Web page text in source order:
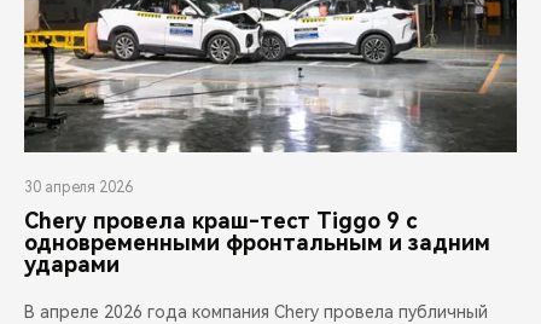
30 апреля 2026
Chery провела краш-тест Tiggo 9 с
одновременными фронтальным и задним
ударами
В апреле 2026 года компания Chery провела публичный